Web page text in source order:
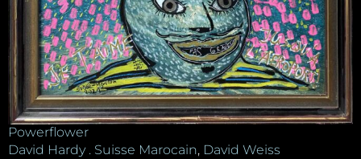
Powerflower
David Hardy . Suisse Marocain, David Weiss